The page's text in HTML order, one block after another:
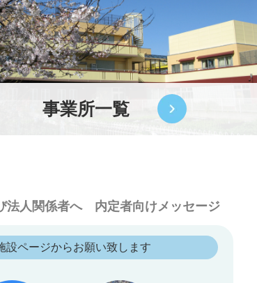
事業所一覧
法人関係者へ 内定者向けメッセージ
設ページからお願い致します